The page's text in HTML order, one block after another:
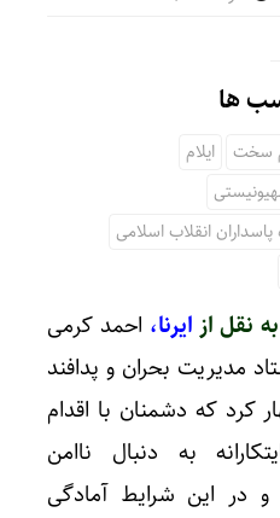
ها
سخت
ایلام
پاسداران انقلاب اسلامی
نقل از ایرنا، احمد کرمی
بحران و پدافند
کرد که دشمنان با اقدام
به دنبال ناامن
در این شرایط آمادگی